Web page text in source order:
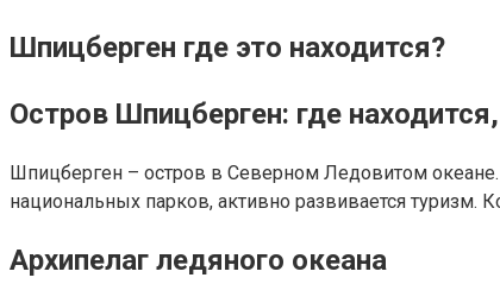
Шпицберген где это находится?
Остров Шпицберген: где
Шпицберген – остров в Северном Ледовитом
национальных парков, активно развивается
Архипелаг ледяного океана